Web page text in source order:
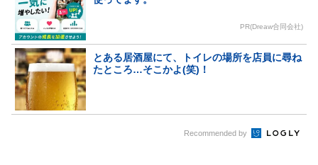
PR(Dreaw合同会社)
とある居酒屋にて、トイレの場所を店員に尋ね
たところ…そこかよ(笑)！
Recommended by